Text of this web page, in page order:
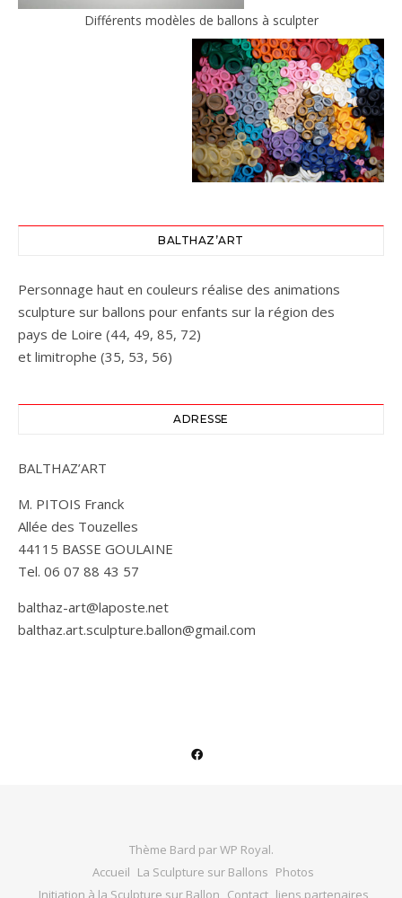
Différents modèles de ballons à sculpter
BALTHAZ’ART
Personnage haut en couleurs réalise des animations
sculpture sur ballons pour enfants sur la région des
pays de Loire (44, 49, 85, 72)
et limitrophe (35, 53, 56)
ADRESSE
BALTHAZ’ART
M. PITOIS Franck
Allée des Touzelles
44115 BASSE GOULAINE
Tel. 06 07 88 43 57
balthaz-art@laposte.net
balthaz.art.sculpture.ballon@gmail.com
Thème Bard parWP Royal.
Accueil La Sculpture sur Ballons Photos
Initiation à la Sculpture sur Ballon Contact liens partenaires